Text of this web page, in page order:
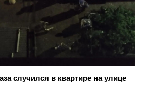
случился в квартире на улице